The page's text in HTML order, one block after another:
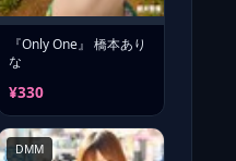
『Only One』 橋本あり
な
¥330
DMM